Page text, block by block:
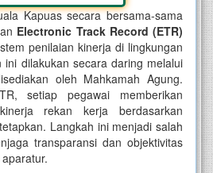
Kapuas secara bersama-sama
Electronic Track Record (ETR)
penilaian kinerja di lingkungan
ini dilakukan secara daring melalui
oleh Mahkamah Agung.
setiap pegawai memberikan
rekan kerja berdasarkan
Langkah ini menjadi salah
transparansi dan objektivitas